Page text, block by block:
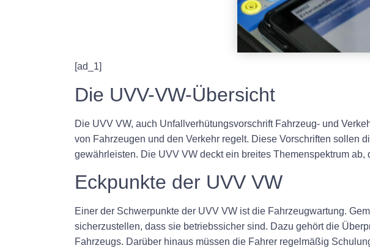
[ad_1]
Die UVV-VW-Übersicht
Die UVV VW, auch Unfallverhütungsvorschrift Fahrzeug- und
von Fahrzeugen und den Verkehr regelt. Diese Vorschriften sollen
gewährleisten. Die UVV VW deckt ein breites Themenspektrum
Eckpunkte der UVV VW
Einer der Schwerpunkte der UVV VW ist die Fahrzeugwartung.
sicherzustellen, dass sie betriebssicher sind. Dazu gehört die
Fahrzeugs. Darüber hinaus müssen die Fahrer regelmäßig